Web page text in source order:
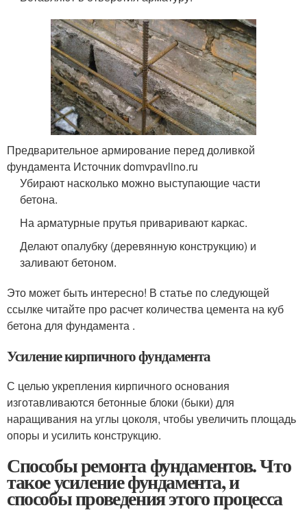
Предварительное армирование перед доливкой
фундамента Источник domvpavlino.ru
Убирают насколько можно выступающие части
бетона.
На арматурные прутья приваривают каркас.
Делают опалубку (деревянную конструкцию) и
заливают бетоном.
Это может быть интересно! В статье по следующей
ссылке читайте про расчет количества цемента на куб
бетона для фундамента .
Усиление кирпичного фундамента
С целью укрепления кирпичного основания
изготавливаются бетонные блоки (быки) для
наращивания на углы цоколя, чтобы увеличить площадь
опоры и усилить конструкцию.
Способы ремонта фундаментов. Что
такое усиление фундамента, и
способы проведения этого процесса